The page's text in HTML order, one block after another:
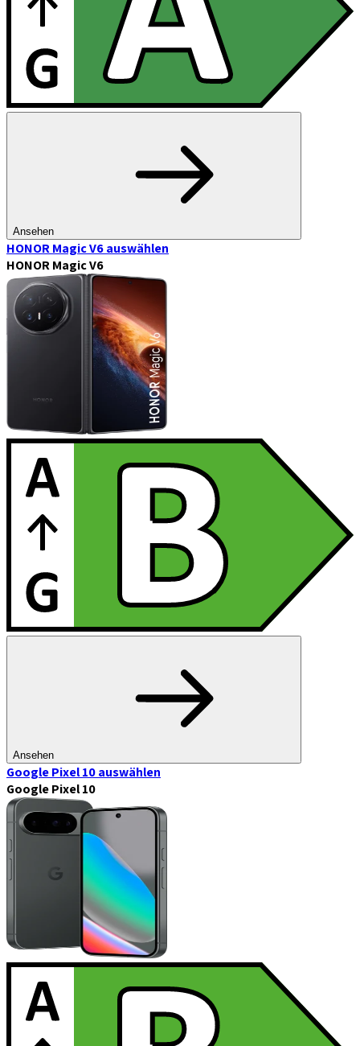
Ansehen
HONOR Magic V6auswählen
HONOR Magic V6
Ansehen
Google Pixel 10auswählen
Google Pixel 10